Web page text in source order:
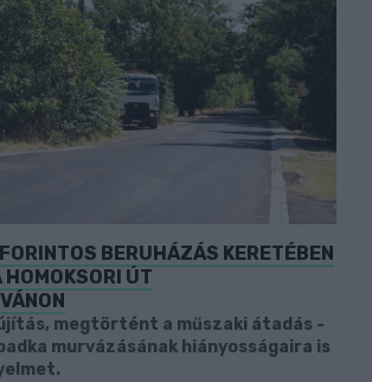
BERUHÁZÁS KERETÉBEN
ÚT
megtörtént a műszaki átadás -
murvázásának hiányosságaira is